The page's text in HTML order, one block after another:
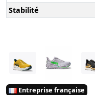
Stabilité
Entreprise française